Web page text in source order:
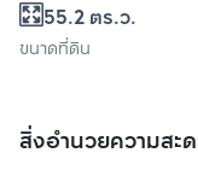
55.2 ตร.ว.
ขนาดที่ดิน
สิ่งอำนวยความสะ